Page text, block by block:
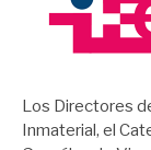
Los Directores
Inmaterial, el